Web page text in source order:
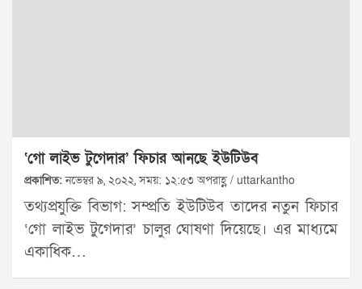
‘গো লাইভ টুগেদার’ ফিচার আনছে ইউটিউব
প্রকাশিত:নভেম্বর ৯, ২০২২, সময়: ১২:৫৩ অপরাহ্ণ / uttarkantho
তথ্যপ্রযুক্তি বিভাগ: সম্প্রতি ইউটিউব তাদের নতুন ফিচার
‘গো লাইভ টুগেদার’ চালুর ঘোষণা দিয়েছে। এর মাধ্যমে
একাধিক…